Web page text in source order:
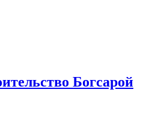
Богсарой